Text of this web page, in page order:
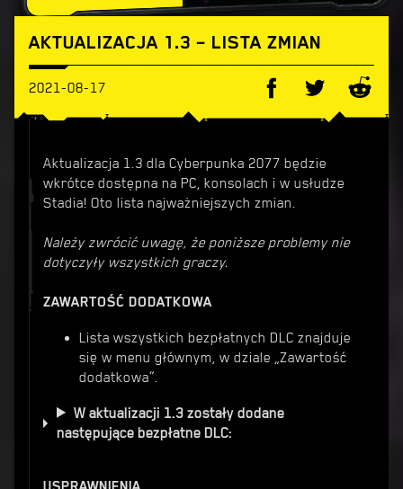
AKTUALIZACJA 1.3 – LISTA ZMIAN
2021-08-17
Aktualizacja 1.3 dla Cyberpunka 2077 będzie
wkrótce dostępna na PC, konsolach i w usłudze
Stadia! Oto lista najważniejszych zmian.
Należy zwrócić uwagę, że poniższe problemy nie
dotyczyły wszystkich graczy.
ZAWARTOŚĆ DODATKOWA
Lista wszystkich bezpłatnych DLC znajduje
się w menu głównym, w dziale „Zawartość
dodatkowa”.
W aktualizacji 1.3 zostały dodane
następujące bezpłatne DLC: